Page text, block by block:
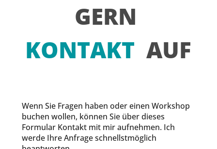
GERN
KONTAKTAUF
Wenn Sie Fragen haben oder einen Workshop
buchen wollen, können Sie über dieses
Formular Kontakt mit mir aufnehmen. Ich
werde Ihre Anfrage schnellstmöglich